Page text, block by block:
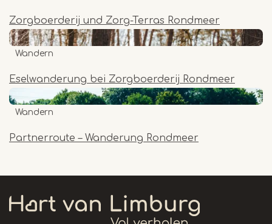
Zorgboerderij und Zorg-Terras Rondmeer
Eselwanderung bei Zorgboerderij Rondmeer
Wandern
Partnerroute – Wanderung Rondmeer
Wandern